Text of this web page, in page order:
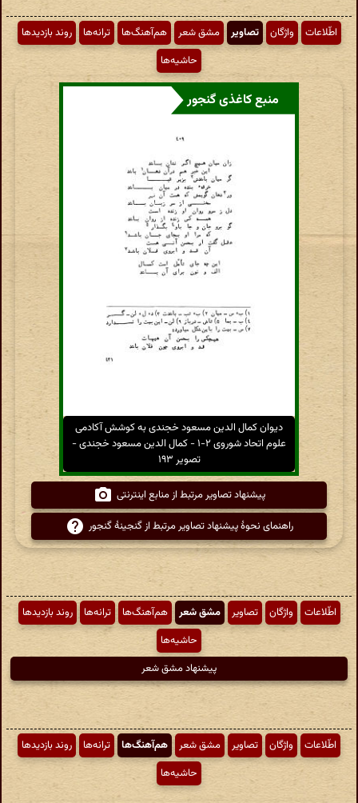
اطّلاعات واژگان تصاویر مشق شعر هم‌آهنگ‌ها ترانه‌ها
روند بازدیدها
حاشیه‌ها
منبع کاغذی گنجور
دیوان کمال الدین مسعود خجندی به کوشش آکادمی
علوم اتحاد شوروی ۲-۱ - کمال الدین مسعود خجندی -
تصویر ۱۹۳
پیشنهاد تصاویر مرتبط از منابع اینترنتی
راهنمای نحوهٔ پیشنهاد تصاویر مرتبط از گنجینهٔ گنجور
اطّلاعات واژگان تصاویر مشق شعر هم‌آهنگ‌ها ترانه‌ها
روند بازدیدها
حاشیه‌ها
پیشنهاد مشق شعر
اطّلاعات واژگان تصاویر مشق شعر هم‌آهنگ‌ها ترانه‌ها
روند بازدیدها
حاشیه‌ها